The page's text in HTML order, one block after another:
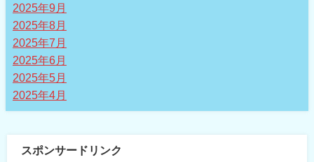
2025年9月
2025年8月
2025年7月
2025年6月
2025年5月
2025年4月
スポンサードリンク